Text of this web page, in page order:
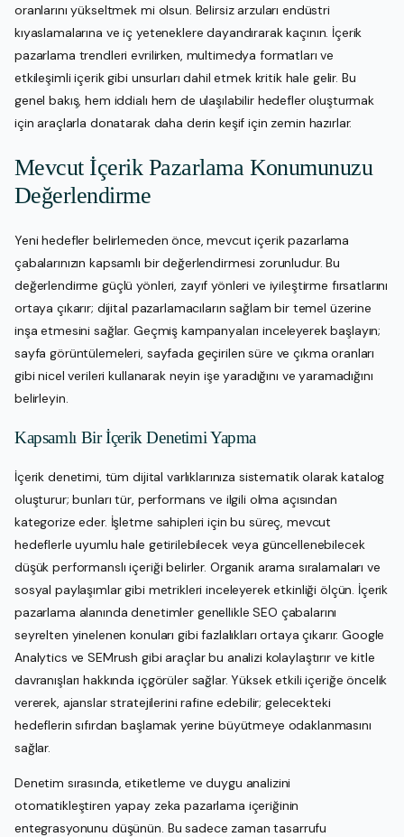
oranlarını yükseltmek mi olsun. Belirsiz arzuları endüstri
kıyaslamalarına ve iç yeteneklere dayandırarak kaçının. İçerik
pazarlama trendleri evrilirken, multimedya formatları ve
etkileşimli içerik gibi unsurları dahil etmek kritik hale gelir. Bu
genel bakış, hem iddialı hem de ulaşılabilir hedefler oluşturmak
için araçlarla donatarak daha derin keşif için zemin hazırlar.
Mevcut İçerik Pazarlama Konumunuzu
Değerlendirme
Yeni hedefler belirlemeden önce, mevcut içerik pazarlama
çabalarınızın kapsamlı bir değerlendirmesi zorunludur. Bu
değerlendirme güçlü yönleri, zayıf yönleri ve iyileştirme fırsatlarını
ortaya çıkarır; dijital pazarlamacıların sağlam bir temel üzerine
inşa etmesini sağlar. Geçmiş kampanyaları inceleyerek başlayın;
sayfa görüntülemeleri, sayfada geçirilen süre ve çıkma oranları
gibi nicel verileri kullanarak neyin işe yaradığını ve yaramadığını
belirleyin.
Kapsamlı Bir İçerik Denetimi Yapma
İçerik denetimi, tüm dijital varlıklarınıza sistematik olarak katalog
oluşturur; bunları tür, performans ve ilgili olma açısından
kategorize eder. İşletme sahipleri için bu süreç, mevcut
hedeflerle uyumlu hale getirilebilecek veya güncellenebilecek
düşük performanslı içeriği belirler. Organik arama sıralamaları ve
sosyal paylaşımlar gibi metrikleri inceleyerek etkinliği ölçün. İçerik
pazarlama alanında denetimler genellikle SEO çabalarını
seyrelten yinelenen konuları gibi fazlalıkları ortaya çıkarır. Google
Analytics ve SEMrush gibi araçlar bu analizi kolaylaştırır ve kitle
davranışları hakkında içgörüler sağlar. Yüksek etkili içeriğe öncelik
vererek, ajanslar stratejilerini rafine edebilir; gelecekteki
hedeflerin sıfırdan başlamak yerine büyütmeye odaklanmasını
sağlar.
Denetim sırasında, etiketleme ve duygu analizini
otomatikleştiren yapay zeka pazarlama içeriğinin
entegrasyonunu düşünün. Bu sadece zaman tasarrufu